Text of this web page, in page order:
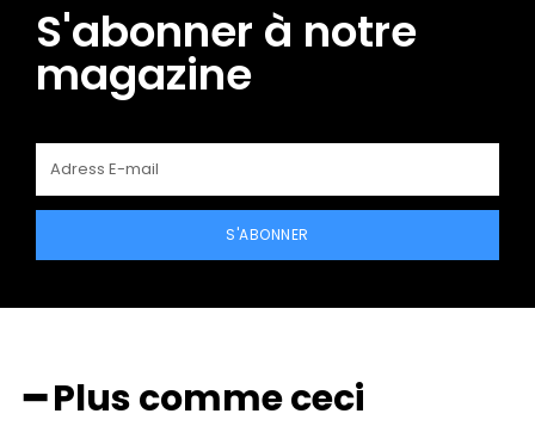
S'abonner à notre
magazine
S'ABONNER
━ Plus comme ceci